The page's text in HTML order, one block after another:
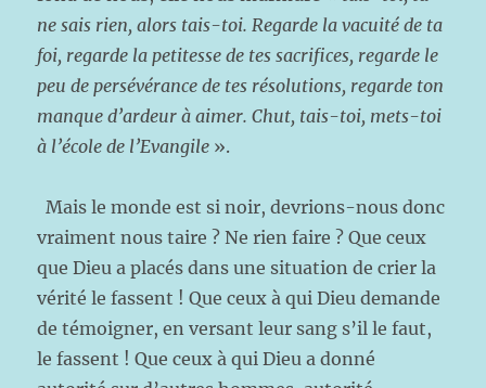
ne sais rien, alors tais-toi. Regarde la vacuité de ta
foi, regarde la petitesse de tes sacrifices, regarde le
peu de persévérance de tes résolutions, regarde ton
manque d’ardeur à aimer. Chut, tais-toi, mets-toi
à l’école de l’Evangile ».
Mais le monde est si noir, devrions-nous donc
vraiment nous taire ? Ne rien faire ? Que ceux
que Dieu a placés dans une situation de crier la
vérité le fassent ! Que ceux à qui Dieu demande
de témoigner, en versant leur sang s’il le faut,
le fassent ! Que ceux à qui Dieu a donné